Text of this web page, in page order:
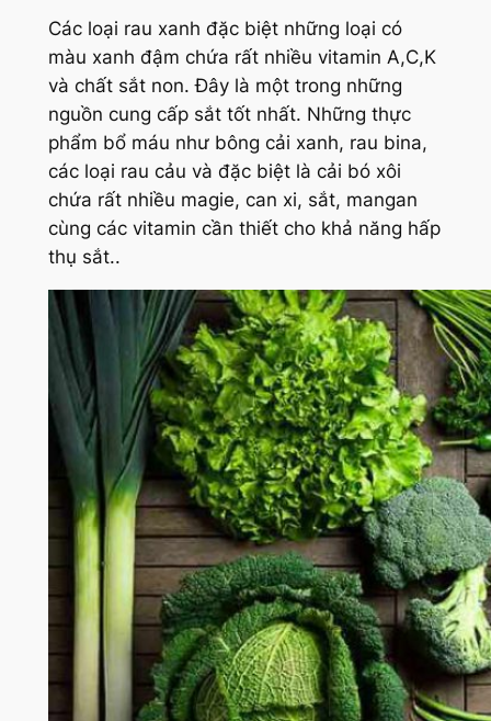
Các loại rau xanh đặc biệt những loại có
màu xanh đậm chứa rất nhiều vitamin A,C,K
và chất sắt non. Đây là một trong những
nguồn cung cấp sắt tốt nhất. Những thực
phẩm bổ máu như bông cải xanh, rau bina,
các loại rau cảu và đặc biệt là cải bó xôi
chứa rất nhiều magie, can xi, sắt, mangan
cùng các vitamin cần thiết cho khả năng hấp
thụ sắt..